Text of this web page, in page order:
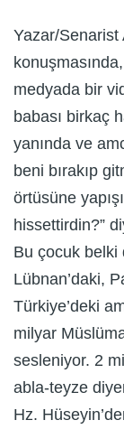
Yazar/Senarist
medyada bir
babası birkaç
yanında ve
beni bırakıp
örtüsüne
hissettirdin?”
Bu çocuk belki
Lübnan’daki,
Türkiye’deki
milyar
sesleniyor. 2
abla-teyze
Hz.